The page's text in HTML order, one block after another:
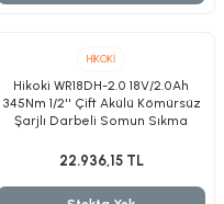
HİKOKİ
Hikoki WR18DH-2.0 18V/2.0Ah
345Nm 1/2'' Çift Akülü Kömürsüz
Şarjlı Darbeli Somun Sıkma
22.936,15 TL